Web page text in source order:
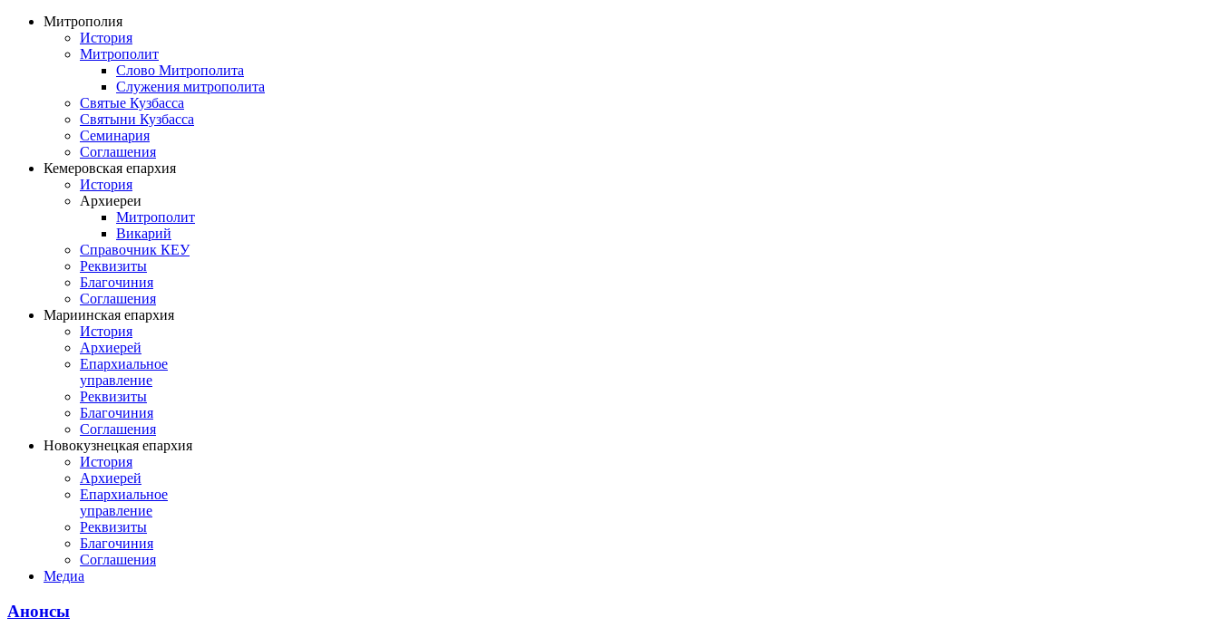
Митрополия
История
Митрополит
Слово Митрополита
Служения митрополита
Святые Кузбасса
Святыни Кузбасса
Семинария
Соглашения
Кемеровская епархия
История
Архиереи
Митрополит
Викарий
Справочник КЕУ
Реквизиты
Благочиния
Соглашения
Мариинская епархия
История
Архиерей
Епархиальное
управление
Реквизиты
Благочиния
Соглашения
Новокузнецкая епархия
История
Архиерей
Епархиальное
управление
Реквизиты
Благочиния
Соглашения
Медиа
Анонсы